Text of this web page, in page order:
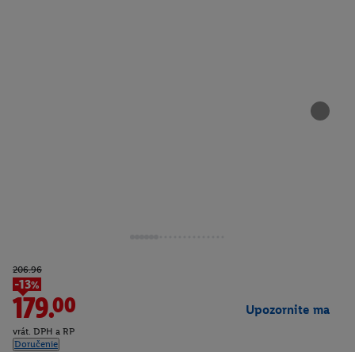
206.96
-13%
179.00
vrát. DPH a RP
Doručenie
Upozornite ma